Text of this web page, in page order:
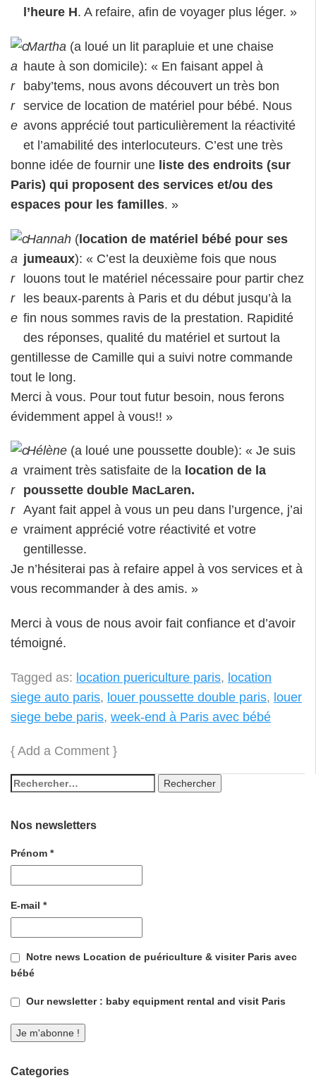
l’heure H. A refaire, afin de voyager plus léger. »
Martha (a loué un lit parapluie et une chaise
haute à son domicile): « En faisant appel à
baby’tems, nous avons découvert un très bon
service de location de matériel pour bébé. Nous
avons apprécié tout particulièrement la réactivité
et l’amabilité des interlocuteurs. C’est une très
bonne idée de fournir une liste des endroits (sur
Paris) qui proposent des services et/ou des
espaces pour les familles. »
Hannah (location de matériel bébé pour ses
jumeaux): « C’est la deuxième fois que nous
louons tout le matériel nécessaire pour partir chez
les beaux-parents à Paris et du début jusqu’à la
fin nous sommes ravis de la prestation. Rapidité
des réponses, qualité du matériel et surtout la
gentillesse de Camille qui a suivi notre commande
tout le long.
Merci à vous. Pour tout futur besoin, nous ferons
évidemment appel à vous!! »
Hélène (a loué une poussette double): « Je suis
vraiment très satisfaite de la location de la
poussette double MacLaren.
Ayant fait appel à vous un peu dans l’urgence, j’ai
vraiment apprécié votre réactivité et votre
gentillesse.
Je n’hésiterai pas à refaire appel à vos services et à
vous recommander à des amis. »
Merci à vous de nous avoir fait confiance et d’avoir
témoigné.
Tagged as: location puericulture paris, location
siege auto paris, louer poussette double paris, louer
siege bebe paris, week-end à Paris avec bébé
{ Add a Comment }
Nos newsletters
Prénom *
E-mail *
Notre news Location de puériculture & visiter Paris avec
bébé
Our newsletter : baby equipment rental and visit Paris
Categories